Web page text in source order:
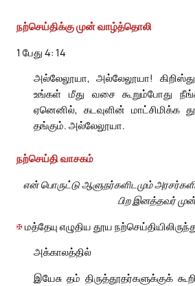
நற்செய்திக்கு முன் வாழ்த்தொலி
1 பேது 4: 14
அல்லேலூயா, அல்லேலூயா!
உங்கள் மீது வசை கூறும்போது
ஏனெனில், கடவுளின்
தங்கும். அல்லேலூயா.
நற்செய்தி வாசகம்
என் பொருட்டு ஆளுநர்களிடமும்
பிற இனத்தவர்
✠மத்தேயு எழுதிய தூய
அக்காலத்தில்
இயேசு தம் திருத்தூதர்களுக்குக்